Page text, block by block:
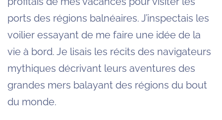
ports des régions balnéaires. J’inspectais les
voilier essayant de me faire une idée de la
vie à bord. Je lisais les récits des navigateurs
mythiques décrivant leurs aventures des
grandes mers balayant des régions du bout
du monde.